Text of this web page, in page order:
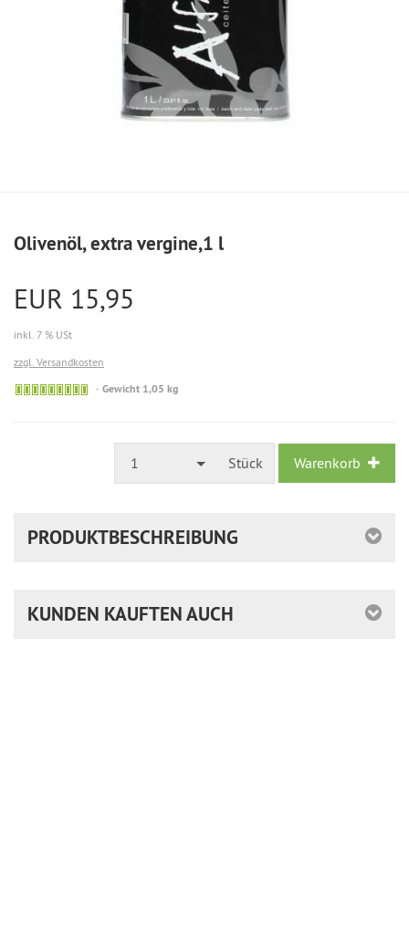
Olivenöl, extra vergine,1 l
EUR 15,95
inkl. 7 % USt
zzgl. Versandkosten
Gewicht 1,05 kg
1 Stück Warenkorb
PRODUKTBESCHREIBUNG
KUNDEN KAUFTEN AUCH